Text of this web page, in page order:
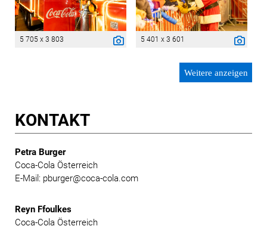
5 705 x 3 803 5 401 x 3 601
Weitere anzeigen
KONTAKT
Petra Burger
Coca-Cola Österreich
E-Mail: pburger@coca-cola.com
Reyn Ffoulkes
Coca-Cola Österreich